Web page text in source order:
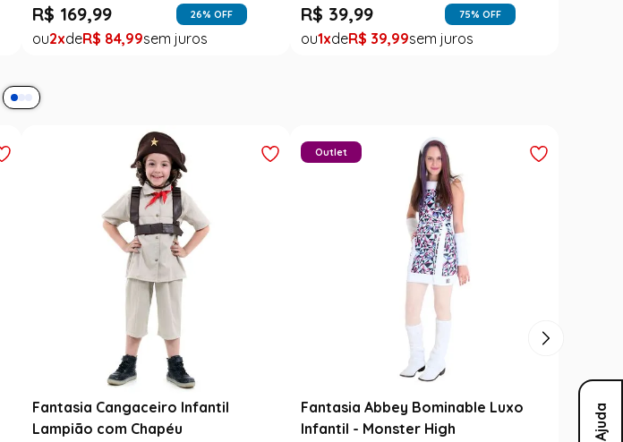
R$ 169,99 26% OFF
2 R$ 84,99
R$ 39,99 75% OFF
1 R$ 39,99
Fantasia Cangaceiro Infantil
Lampião com Chapéu
Fantasia Abbey Bominable Luxo
Infantil - Monster High
Outlet
Ajuda